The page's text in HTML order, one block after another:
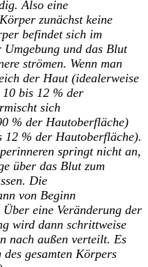
Also eine
zunächst keine
befindet sich im
und das Blut
strömen. Wenn man
der Haut (idealerweise
bis 12 % der
sich
% der Hautoberfläche)
% der Hautoberfläche).
springt nicht an,
über das Blut zum
Die
von Beginn
eine Veränderung der
wird dann schrittweise
nach außen verteilt. Es
gesamten Körpers